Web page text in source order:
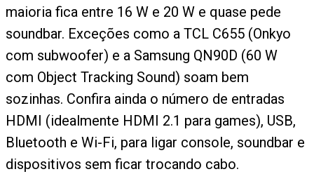
maioria fica entre 16 W e 20 W e quase pede
soundbar. Exceções como a TCL C655 (Onkyo
com subwoofer) e a Samsung QN90D (60 W
com Object Tracking Sound) soam bem
sozinhas. Confira ainda o número de entradas
HDMI (idealmente HDMI 2.1 para games), USB,
Bluetooth e Wi-Fi, para ligar console, soundbar e
dispositivos sem ficar trocando cabo.